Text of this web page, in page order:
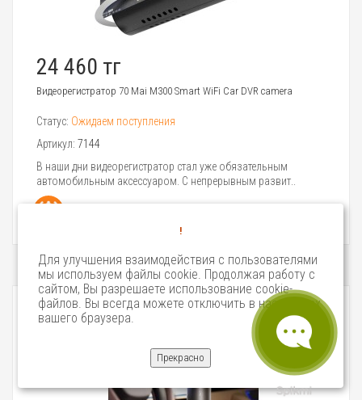
24 460 тг
Видеорегистратор 70 Mai M300 Smart WiFi Car DVR camera
Статус: Ожидаем поступления
Артикул: 7144
В наши дни видеорегистратор стал уже обязательным
автомобильным аксессуаром. С непрерывным развит..
!
Для улучшения взаимодействия с пользователями
мы используем файлы cookie. Продолжая работу с
сайтом, Вы разрешаете использование cookie-
файлов. Вы всегда можете отключить в настройках
вашего браузера.
Прекрасно